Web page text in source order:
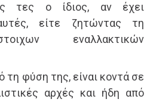
τες ο ίδιος, αν έχει
είτε ζητώντας τη
εναλλακτικών
τη φύση της, είναι κοντά σε
αρχές και ήδη από